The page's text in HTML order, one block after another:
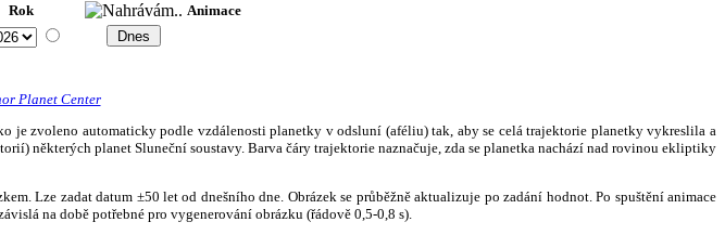
Rok Animace
Planet Center
zvoleno automaticky podle vzdálenosti planetky v odsluní (aféliu) tak, aby se celá trajektorie planetky vykreslila a
některých planet Sluneční soustavy. Barva čáry trajektorie naznačuje, zda se planetka nachází nad rovinou ekliptiky
Lze zadat datum ±50 let od dnešního dne. Obrázek se průběžně aktualizuje po zadání hodnot. Po spuštění animace
na době potřebné pro vygenerování obrázku (řádově 0,5-0,8 s).